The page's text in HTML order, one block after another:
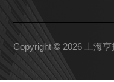
Copyright © 2026 上海